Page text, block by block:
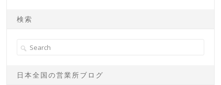
検索
日本全国の営業所ブログ